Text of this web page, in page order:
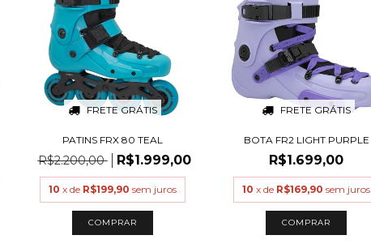
FRETE GRÁTIS
PATINS FRX 80 TEAL
R$2.200,00 R$1.999,00
10 x de R$199,90 sem juros
COMPRAR
FRETE GRÁTIS
BOTA FR2 LIGHT PURPLE
R$1.699,00
10 x de R$169,90 sem juros
COMPRAR